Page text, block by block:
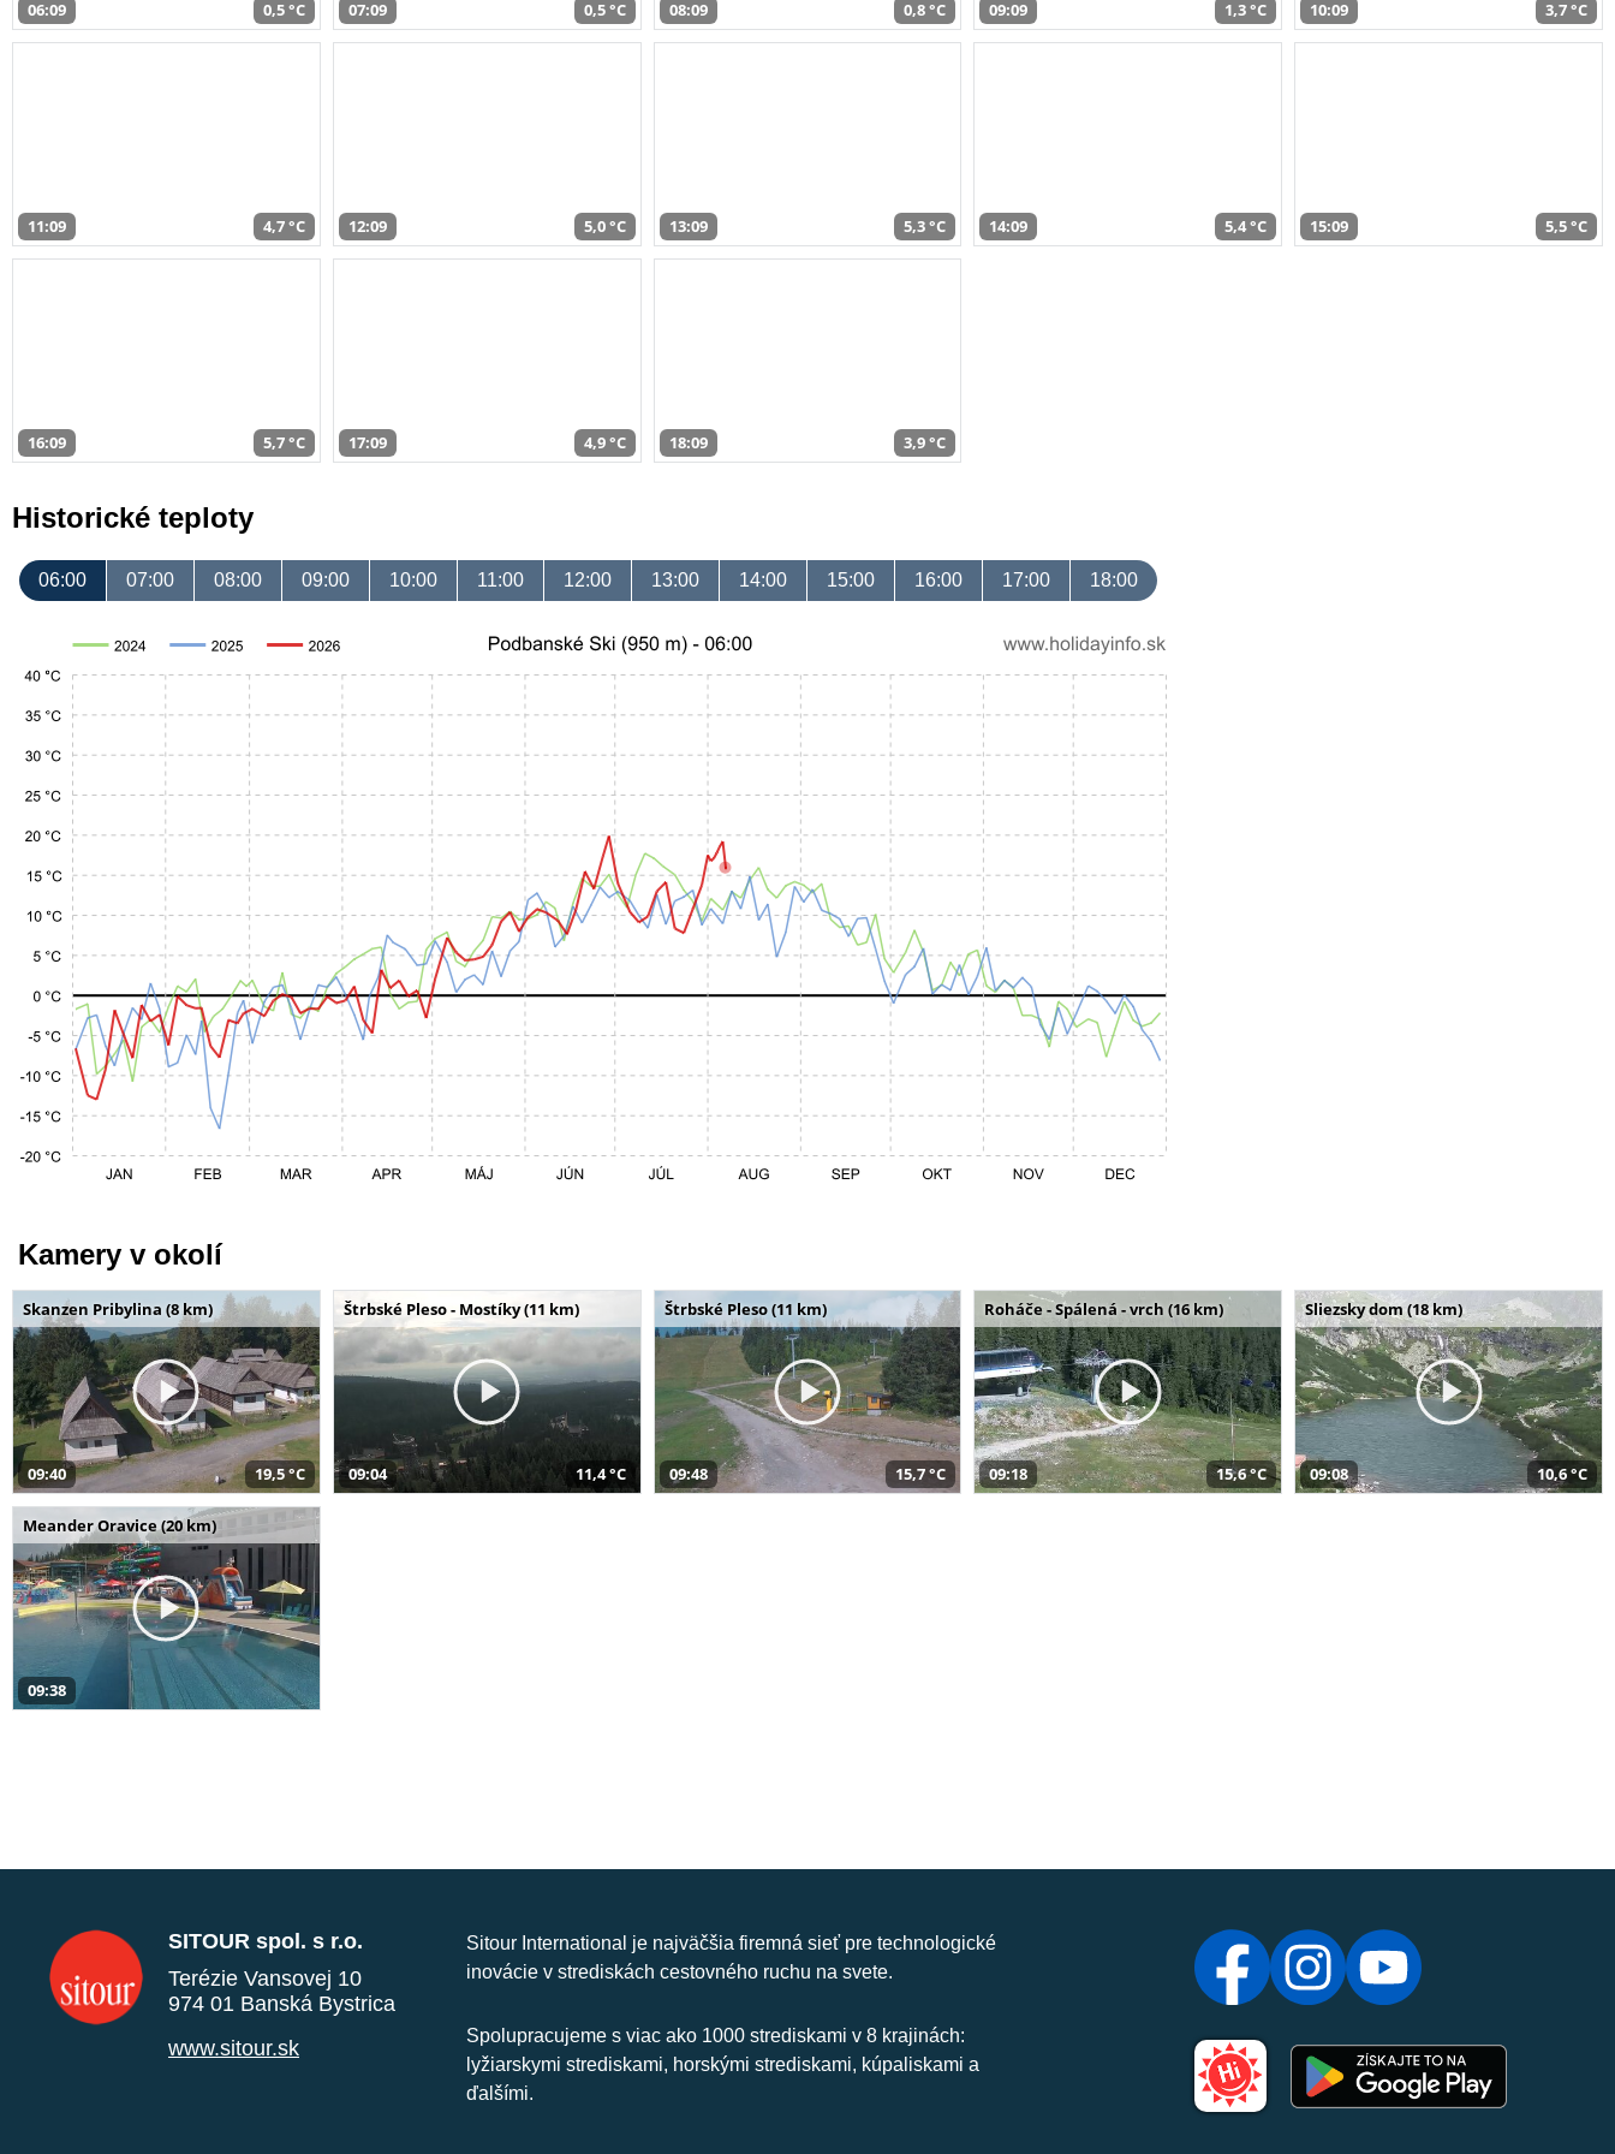
06:09 0,5 °C 07:09 0,5 °C 08:09 0,8 °C 09:09 1,3 °C 10:09 3,7 °C
11:09 4,7 °C 12:09 5,0 °C 13:09 5,3 °C 14:09 5,4 °C 15:09 5,5 °C
16:09 5,7 °C 17:09 4,9 °C 18:09 3,9 °C
Historické teploty
06:00 07:00 08:00 09:00 10:00 11:00 12:00 13:00 14:00 15:00 16:00 17:00 18:00
Kamery v okolí
Skanzen Pribylina (8 km)
09:40 19,5 °C
Štrbské Pleso - Mostíky (11 km)
09:04 11,4 °C
Štrbské Pleso (11 km)
09:48 15,7 °C
Roháče - Spálená - vrch (16 km)
09:18 15,6 °C
Sliezsky dom (18 km)
09:08 10,6 °C
Meander Oravice (20 km)
09:38
SITOUR spol. s r.o.
Terézie Vansovej 10
974 01 Banská Bystrica
www.sitour.sk
Sitour International je najväčšia firemná sieť pre technologické
inovácie v strediskách cestovného ruchu na svete.
Spolupracujeme s viac ako 1000 strediskami v 8 krajinách:
lyžiarskymi strediskami, horskými strediskami, kúpaliskami a
ďalšími.